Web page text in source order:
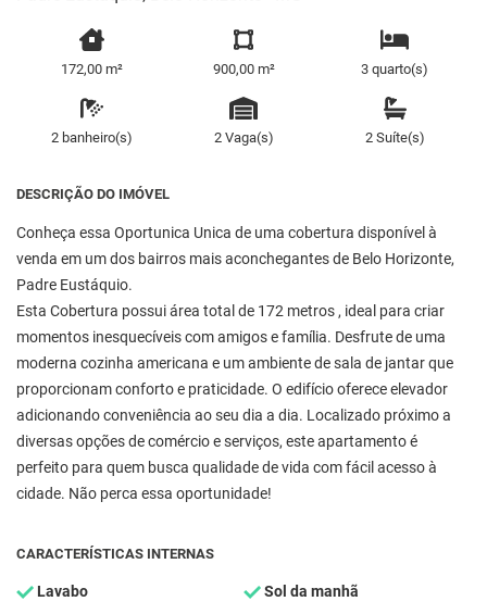
172,00 m² 900,00 m² 3 quarto(s)
2 banheiro(s) 2 Vaga(s) 2 Suíte(s)
DESCRIÇÃO DO IMÓVEL
Conheça essa Oportunica Unica de uma cobertura disponível à
venda em um dos bairros mais aconchegantes de Belo Horizonte,
Padre Eustáquio.
Esta Cobertura possui área total de 172 metros , ideal para criar
momentos inesquecíveis com amigos e família. Desfrute de uma
moderna cozinha americana e um ambiente de sala de jantar que
proporcionam conforto e praticidade. O edifício oferece elevador
adicionando conveniência ao seu dia a dia. Localizado próximo a
diversas opções de comércio e serviços, este apartamento é
perfeito para quem busca qualidade de vida com fácil acesso à
cidade. Não perca essa oportunidade!
CARACTERÍSTICAS INTERNAS
Lavabo Sol da manhã